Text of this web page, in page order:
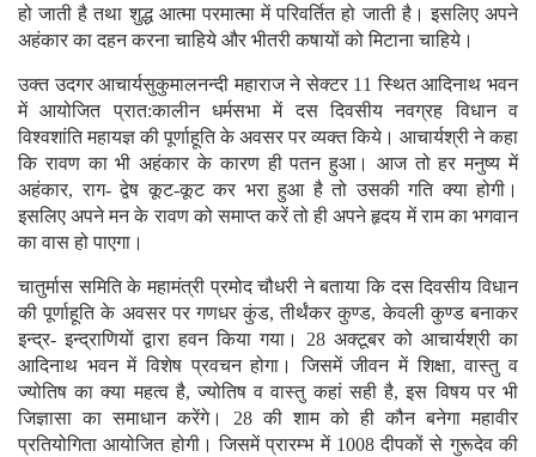
हो जाती है तथा शुद्ध आत्मा परमात्मा में परिवर्तित हो जाती है। इसलिए अपने
अहंकार का दहन करना चाहिये और भीतरी कषायों को मिटाना चाहिये।
उक्त उदगर आचार्यसुकुमालनन्दी महाराज ने सेक्टर 11 स्थित आदिनाथ भवन
में आयोजित प्रात:कालीन धर्मसभा में दस दिवसीय नवग्रह विधान व
विश्वशांति महायज्ञ की पूर्णाहूति के अवसर पर व्यक्त किये। आचार्यश्री ने कहा
कि रावण का भी अहंकार के कारण ही पतन हुआ। आज तो हर मनुष्य में
अहंकार, राग- द्वेष कूट-कूट कर भरा हुआ है तो उसकी गति क्या होगी।
इसलिए अपने मन के रावण को समाप्त करें तो ही अपने हृदय में राम का भगवान
का वास हो पाएगा।
चातुर्मास समिति के महामंत्री प्रमोद चौधरी ने बताया कि दस दिवसीय विधान
की पूर्णाहूति के अवसर पर गणधर कुंड, तीर्थंकर कुण्ड, केवली कुण्ड बनाकर
इन्द्र- इन्द्राणियों द्वारा हवन किया गया। 28 अक्टूबर को आचार्यश्री का
आदिनाथ भवन में विशेष प्रवचन होगा। जिसमें जीवन में शिक्षा, वास्तु व
ज्योतिष का क्या महत्व है, ज्योतिष व वास्तु कहां सही है, इस विषय पर भी
जिज्ञासा का समाधान करेंगे। 28 की शाम को ही कौन बनेगा महावीर
प्रतियोगिता आयोजित होगी। जिसमें प्रारम्भ में 1008 दीपकों से गुरूदेव की